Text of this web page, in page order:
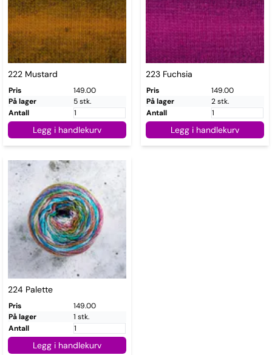
222 Mustard
Pris
149.00
På lager
5 stk.
Antall
Legg i handlekurv
223 Fuchsia
Pris
149.00
På lager
2 stk.
Antall
Legg i handlekurv
224 Palette
Pris
149.00
På lager
1 stk.
Antall
Legg i handlekurv